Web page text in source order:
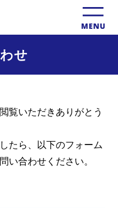
せ
覧いただきありがとう
たら、以下のフォーム
い合わせください。